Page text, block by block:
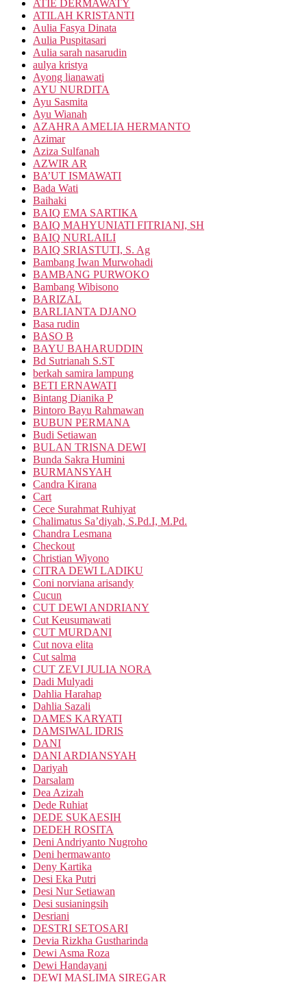
ATIE DERMAWATY
ATILAH KRISTANTI
Aulia Fasya Dinata
Aulia Puspitasari
Aulia sarah nasarudin
aulya kristya
Ayong lianawati
AYU NURDITA
Ayu Sasmita
Ayu Wianah
AZAHRA AMELIA HERMANTO
Azimar
Aziza Sulfanah
AZWIR AR
BA’UT ISMAWATI
Bada Wati
Baihaki
BAIQ EMA SARTIKA
BAIQ MAHYUNIATI FITRIANI, SH
BAIQ NURLAILI
BAIQ SRIASTUTI, S. Ag
Bambang Iwan Murwohadi
BAMBANG PURWOKO
Bambang Wibisono
BARIZAL
BARLIANTA DJANO
Basa rudin
BASO B
BAYU BAHARUDDIN
Bd Sutrianah S.ST
berkah samira lampung
BETI ERNAWATI
Bintang Dianika P
Bintoro Bayu Rahmawan
BUBUN PERMANA
Budi Setiawan
BULAN TRISNA DEWI
Bunda Sakra Humini
BURMANSYAH
Candra Kirana
Cart
Cece Surahmat Ruhiyat
Chalimatus Sa’diyah, S.Pd.I, M.Pd.
Chandra Lesmana
Checkout
Christian Wiyono
CITRA DEWI LADIKU
Coni norviana arisandy
Cucun
CUT DEWI ANDRIANY
Cut Keusumawati
CUT MURDANI
Cut nova elita
Cut salma
CUT ZEVI JULIA NORA
Dadi Mulyadi
Dahlia Harahap
Dahlia Sazali
DAMES KARYATI
DAMSIWAL IDRIS
DANI
DANI ARDIANSYAH
Dariyah
Darsalam
Dea Azizah
Dede Ruhiat
DEDE SUKAESIH
DEDEH ROSITA
Deni Andriyanto Nugroho
Deni hermawanto
Deny Kartika
Desi Eka Putri
Desi Nur Setiawan
Desi susianingsih
Desriani
DESTRI SETOSARI
Devia Rizkha Gustharinda
Dewi Asma Roza
Dewi Handayani
DEWI MASLIMA SIREGAR